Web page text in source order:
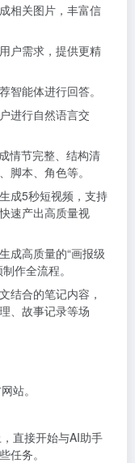
相关图片，丰富信
户需求，提供更精
智能体进行回答。
进行自然语言交
情节完整、结构清
脚本、角色等。
成5秒短视频，支持
速产出高质量视
成高质量的“画报级
作全流程。
结合的笔记内容，
、故事记录等场
站。
直接开始与AI助手
任务。